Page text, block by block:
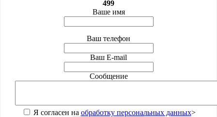
499
Ваше имя
Ваш телефон
Ваш E-mail
Сообщение
Я согласен на обработку персональных данных>